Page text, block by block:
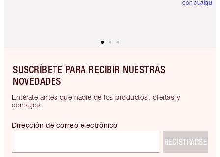
con
SUSCRÍBETE PARA RECIBIR NUESTRAS
NOVEDADES
Entérate antes que nadie de los productos, ofertas y
consejos
Dirección de correo electrónico
REGISTRARSE